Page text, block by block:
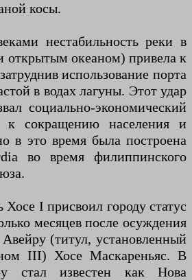
косы.
нестабильность реки в
открытым океаном) привела к
использование порта
в водах лагуны. Этот удар
социально-экономический
к сокращению населения и
в это время была построена
во время филиппинского
Хосе I присвоил городу статус
месяцев после осуждения
(титул, установленный
III) Хосе Маскареньяс. В
стал известен как Нова